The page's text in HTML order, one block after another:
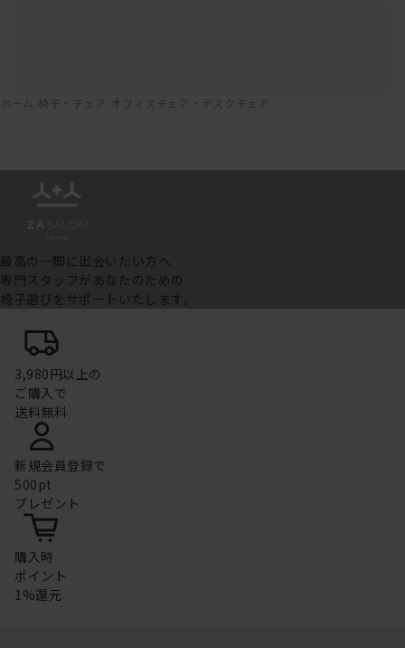
ホーム 椅子・チェア オフィスチェア・デスクチェア
最高の一脚に出会いたい方へ
専門スタッフがあなたのための
椅子選びをサポートいたします。
3,980円以上の
ご購入で
送料無料
新規会員登録で
500pt
プレゼント
購入時
ポイント
1%還元